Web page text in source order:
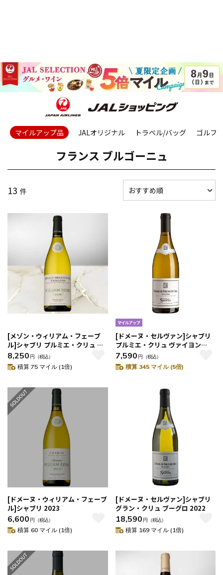
マイルアップ品 JALオリジナル トラベル/バッグ ゴルフ
フランス ブルゴーニュ
13 件
[メゾン・ウィリアム・フェーブ
ル]シャブリ プルミエ・クリュ ヴ
ァイヨン 2020
8,250 円 （税込）
積算 75 マイル (1倍)
[ドメーヌ・セルヴァン]シャブリ
プルミエ・クリュ ヴァイヨン
2022
7,590 円 （税込）
積算 345 マイル (5倍)
[ドメーヌ・ウィリアム・フェーブ
ル]シャブリ 2023
6,600 円 （税込）
積算 60 マイル (1倍)
[ドメーヌ・セルヴァン]シャブリ
グラン・クリュ ブーグロ 2022
18,590 円 （税込）
積算 169 マイル (1倍)